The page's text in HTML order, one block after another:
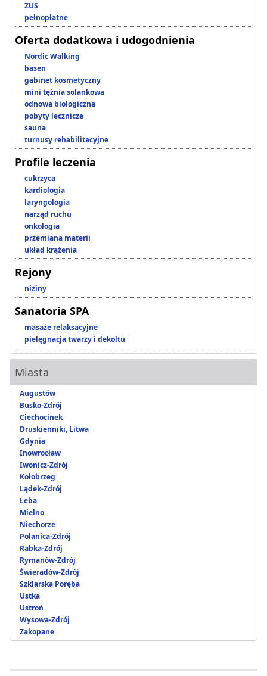
ZUS
pełnopłatne
Oferta dodatkowa i udogodnienia
Nordic Walking
basen
gabinet kosmetyczny
mini tężnia solankowa
odnowa biologiczna
pobyty lecznicze
sauna
turnusy rehabilitacyjne
Profile leczenia
cukrzyca
kardiologia
laryngologia
narząd ruchu
onkologia
przemiana materii
układ krążenia
Rejony
niziny
Sanatoria SPA
masaże relaksacyjne
pielęgnacja twarzy i dekoltu
Miasta
Augustów
Busko-Zdrój
Ciechocinek
Druskienniki, Litwa
Gdynia
Inowrocław
Iwonicz-Zdrój
Kołobrzeg
Lądek-Zdrój
Łeba
Mielno
Niechorze
Polanica-Zdrój
Rabka-Zdrój
Rymanów-Zdrój
Świeradów-Zdrój
Szklarska Poręba
Ustka
Ustroń
Wysowa-Zdrój
Zakopane